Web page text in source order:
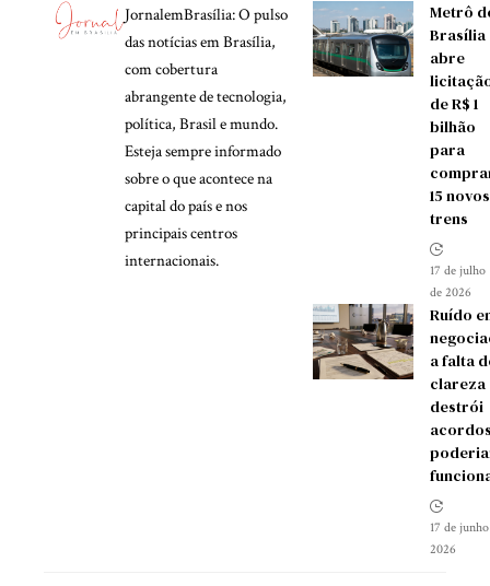
JornalemBrasília: O pulso
das notícias em Brasília,
com cobertura
abrangente de tecnologia,
política, Brasil e mundo.
Esteja sempre informado
sobre o que acontece na
capital do país e nos
principais centros
internacionais.
Metrô
Brasília
abre
de R$ 1
bilhão
para
15 novos
trens
17 de julho
de 2026
Ruído
a falta
clareza
destrói
17 de
2026